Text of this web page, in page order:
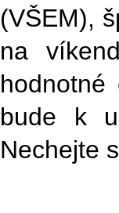
(VŠEM),
na
bude k
Nechejte